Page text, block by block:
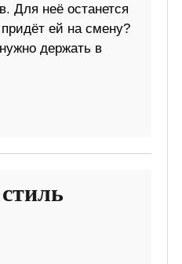
Для неё останется
ей на смену?
держать в